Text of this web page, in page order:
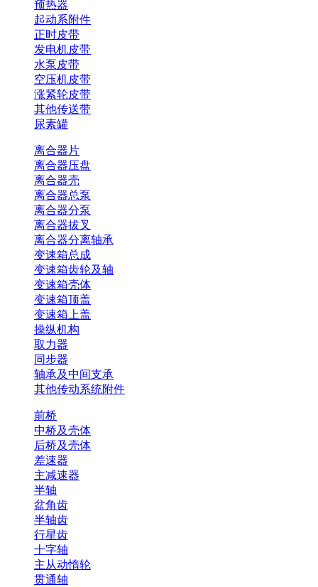
预热器
起动系附件
正时皮带
发电机皮带
水泵皮带
空压机皮带
涨紧轮皮带
其他传送带
尿素罐
离合器片
离合器压盘
离合器壳
离合器总泵
离合器分泵
离合器拔叉
离合器分离轴承
变速箱总成
变速箱齿轮及轴
变速箱壳体
变速箱顶盖
变速箱上盖
操纵机构
取力器
同步器
轴承及中间支承
其他传动系统附件
前桥
中桥及壳体
后桥及壳体
差速器
主减速器
半轴
盆角齿
半轴齿
行星齿
十字轴
主从动惰轮
贯通轴